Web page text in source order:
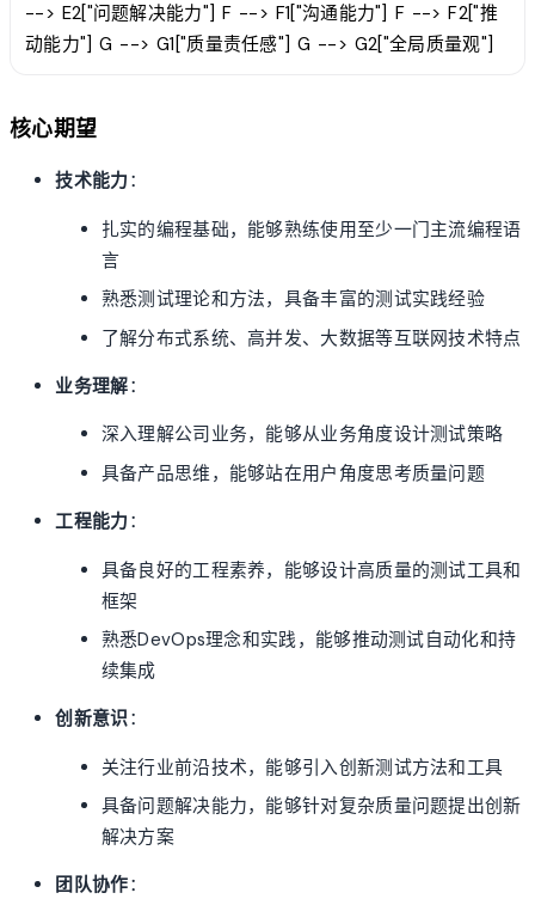
--> E2["问题解决能力"] F --> F1["沟通能力"] F --> F2["推
动能力"] G --> G1["质量责任感"] G --> G2["全局质量观"]
核心期望
技术能力 ：
扎实的编程基础，能够熟练使用至少一门主流编程语
言
熟悉测试理论和方法，具备丰富的测试实践经验
了解分布式系统、高并发、大数据等互联网技术特点
业务理解：
深入理解公司业务，能够从业务角度设计测试策略
具备产品思维，能够站在用户角度思考质量问题
工程能力 ：
具备良好的工程素养，能够设计高质量的测试工具和
框架
熟悉DevOps理念和实践，能够推动测试自动化和持
续集成
创新意识：
关注行业前沿技术，能够引入创新测试方法和工具
具备问题解决能力，能够针对复杂质量问题提出创新
解决方案
团队协作：